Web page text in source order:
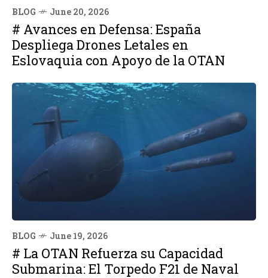
BLOG June 20, 2026
# Avances en Defensa: España
Despliega Drones Letales en
Eslovaquia con Apoyo de la OTAN
BLOG June 19, 2026
# La OTAN Refuerza su Capacidad
Submarina: El Torpedo F21 de Naval